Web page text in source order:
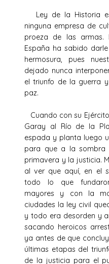
Ley de la Historia
ninguna empresa de
proeza de las armas.
España ha sabido
hermosura, pues
dejado nunca
el triunfo de la guerra
paz.
Cuando con su
Garay al Río de la
espada y planta luego
para que a la sombra
primavera y la justicia.
al ver que aquí, en el
todo lo que
mayores y con la
ciudades la ley civil
y todo era desorden y
sacando heroicos
ya antes de que
últimas etapas del
de la justicia para el